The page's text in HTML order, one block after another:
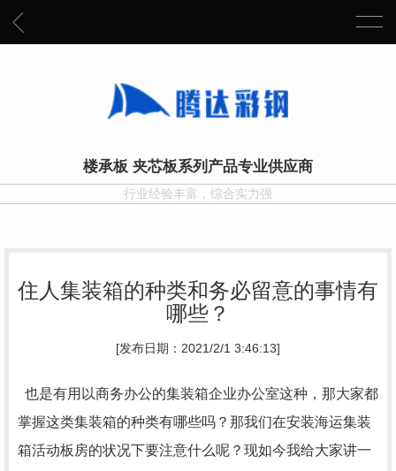
楼承板 夹芯板系列产品专业供应商
行业经验丰富，综合实力强
住人集装箱的种类和务必留意的事情有
哪些？
[发布日期：2021/2/1 3:46:13]
也是有用以商务办公的集装箱企业办公室这种，那大家都
掌握这类集装箱的种类有哪些吗？那我们在安装海运集装
箱活动板房的状况下要注意什么呢？现如今我给大家讲一